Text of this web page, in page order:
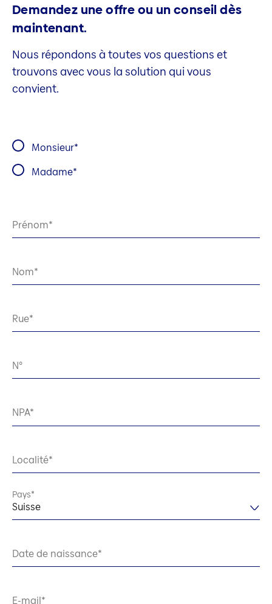
Demandez une offre ou un conseil dès
maintenant.
Nous répondons à toutes vos questions et
trouvons avec vous la solution qui vous
convient.
Monsieur
Madame
Prénom
Nom
Rue
N°
NPA
Localité
Pays
Suisse
Date de naissance
E-mail